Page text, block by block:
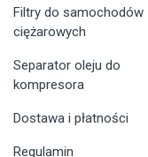
Filtry do samochodów
ciężarowych
Separator oleju do
kompresora
Dostawa i płatności
Regulamin